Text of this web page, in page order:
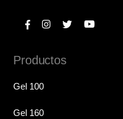
Productos
Gel 100
Gel 160